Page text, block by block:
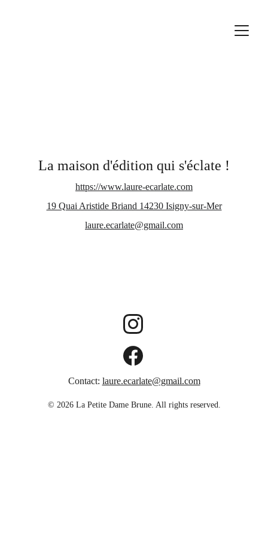
La maison d'édition qui s'éclate !
https://www.laure-ecarlate.com
19 Quai Aristide Briand 14230 Isigny-sur-Mer
laure.ecarlate@gmail.com
Contact: laure.ecarlate@gmail.com
© 2026 La Petite Dame Brune. All rights reserved.